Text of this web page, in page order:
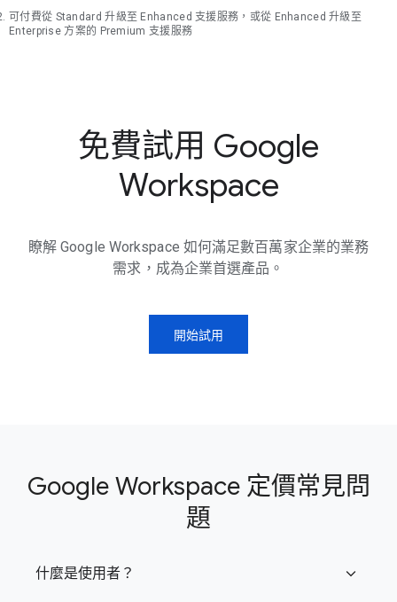
可付費從 Standard 升級至 Enhanced 支援服務，或從 Enhanced 升級至
Enterprise 方案的 Premium 支援服務
免費試用 Google
Workspace
瞭解 Google Workspace 如何滿足數百萬家企業的業務
需求，成為企業首選產品。
開始試用
Google Workspace 定價常見問
題
什麼是使用者？ expand_more